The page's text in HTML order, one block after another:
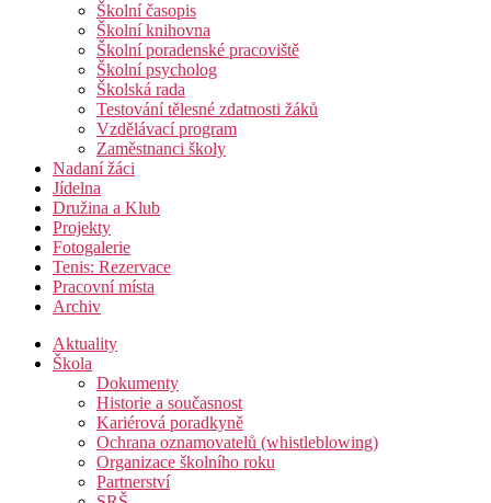
Školní časopis
Školní knihovna
Školní poradenské pracoviště
Školní psycholog
Školská rada
Testování tělesné zdatnosti žáků
Vzdělávací program
Zaměstnanci školy
Nadaní žáci
Jídelna
Družina a Klub
Projekty
Fotogalerie
Tenis: Rezervace
Pracovní místa
Archiv
Aktuality
Škola
Dokumenty
Historie a současnost
Kariérová poradkyně
Ochrana oznamovatelů (whistleblowing)
Organizace školního roku
Partnerství